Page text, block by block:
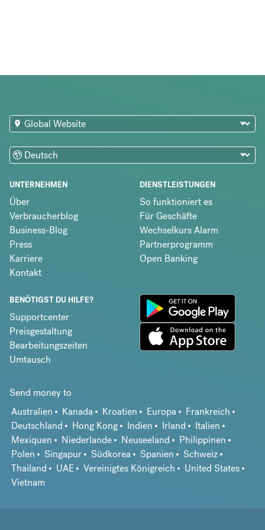
UNTERNEHMEN
Über
Verbraucherblog
Business-Blog
Press
Karriere
Kontakt
DIENSTLEISTUNGEN
So funktioniert es
Für Geschäfte
Wechselkurs Alarm
Partnerprogramm
Open Banking
BENÖTIGST DU HILFE?
Supportcenter
Preisgestaltung
Bearbeitungszeiten
Umtausch
Send money to
Australien
Kanada Kroatien Europa
Frankreich
Deutschland
Hong Kong Indien Irland
Italien
Mexiquen
Niederlande Neuseeland
Philippinen
Polen
Singapur Südkorea Spanien
Schweiz
Thailand
UAE Vereinigtes Königreich
United States
Vietnam